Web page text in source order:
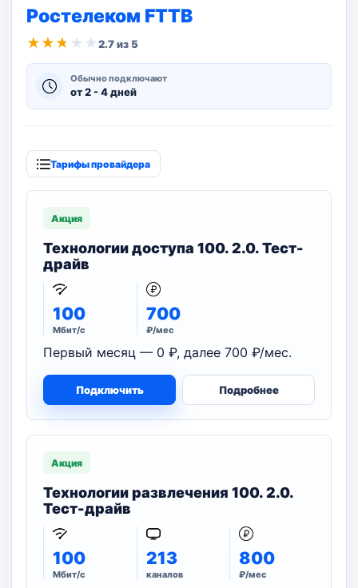
Ростелеком FTTB
★ ★ ★ ★ ★2.7 из 5
Обычно подключают
от 2 - 4 дней
Тарифы провайдера
Акция
Технологии доступа 100. 2.0. Тест-
драйв
100
Мбит/с
700
₽/мес
Первый месяц — 0 ₽, далее 700 ₽/мес.
Подключить Подробнее
Акция
Технологии развлечения 100. 2.0.
Тест-драйв
100
Мбит/с
213
каналов
800
₽/мес